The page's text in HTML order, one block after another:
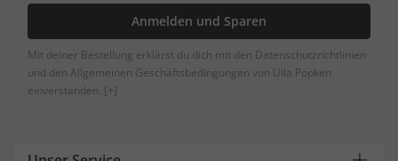
Anmelden und Sparen
Mit deiner Bestellung erklärst du dich mit den Datenschutzrichtlinien
und den Allgemeinen Geschäftsbedingungen von Ulla Popken
einverstanden. [+]